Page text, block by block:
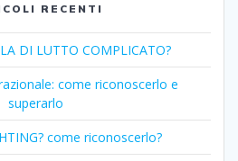
RECENTI
DI LUTTO COMPLICATO?
come riconoscerlo e
superarlo
come riconoscerlo?